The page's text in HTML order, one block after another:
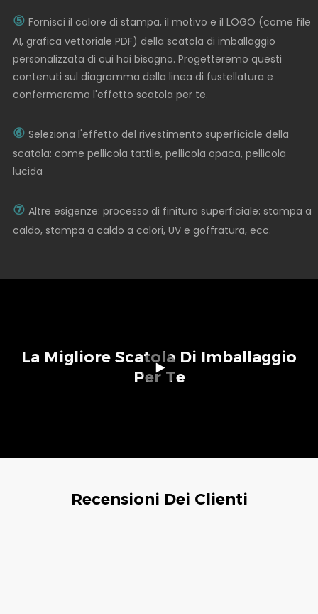
⑤ Fornisci il colore di stampa, il motivo e il LOGO (come file
AI, grafica vettoriale PDF) della scatola di imballaggio
personalizzata di cui hai bisogno. Progetteremo questi
contenuti sul diagramma della linea di fustellatura e
confermeremo l'effetto scatola per te.
⑥ Seleziona l'effetto del rivestimento superficiale della
scatola: come pellicola tattile, pellicola opaca, pellicola
lucida
⑦ Altre esigenze: processo di finitura superficiale: stampa a
caldo, stampa a caldo a colori, UV e goffratura, ecc.
La Migliore Scatola Di Imballaggio
Per Te
Recensioni Dei Clienti